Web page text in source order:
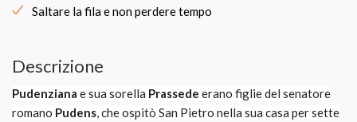
Saltare la fila e non perdere tempo
Descrizione
Pudenziana e sua sorella Prassede erano figlie del senatore
romano Pudens, che ospitò San Pietro nella sua casa per sette